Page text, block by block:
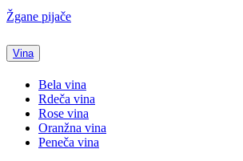
Žgane pijače
Vina
Bela vina
Rdeča vina
Rose vina
Oranžna vina
Peneča vina